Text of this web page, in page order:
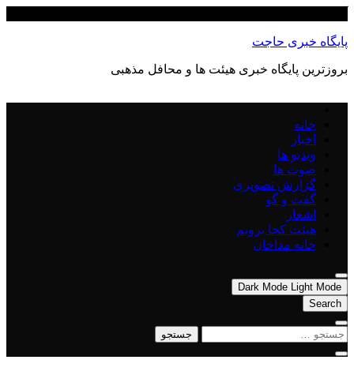
content
پایگاه خبری حاجت
بروزترین پایگاه‌ خبری هیئت ها و محافل مذهبی
خانه
اخبار
ویدیو ها
صوت ها
گزارش تصویری
گفت و گو
اشعار
هیئت کجا برویم
خانه مداحان
Dark Mode Light Mode
Search
جستجو